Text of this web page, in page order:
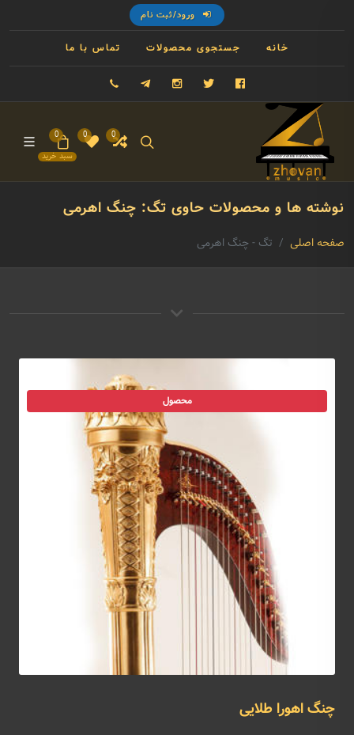
ورود/ثبت نام
خانه جستجوی محصولات تماس با ما
فیسبوک توییتر اینستاگرام تلگرام
0
0
سبد خرید
0
نوشته ها و محصولات حاوی تگ: چنگ اهرمی
صفحه اصلی تگ - چنگ اهرمی
محصول
چنگ اهورا طلایی